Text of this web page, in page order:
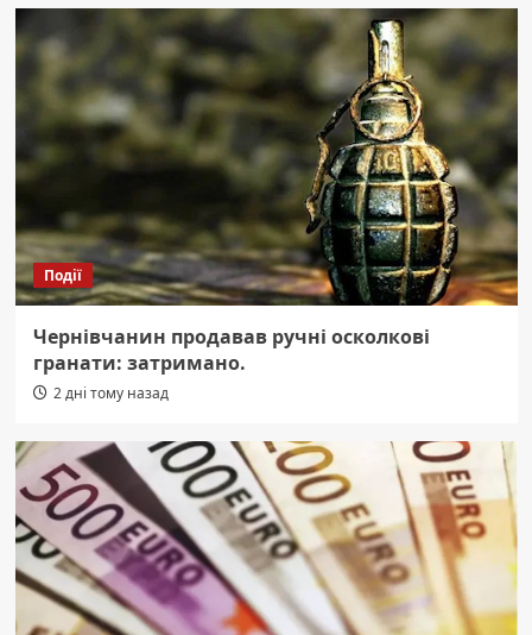
Події
Чернівчанин продавав ручні осколкові
гранати: затримано.
2 дні тому назад